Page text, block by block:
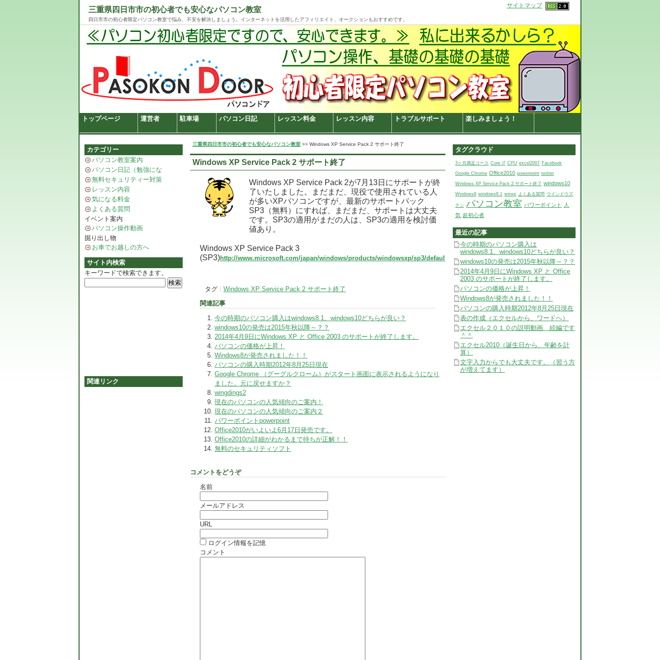
三重県四日市市の初心者でも安心なパソコン教室 サイトマップ
四日市市の初心者限定パソコン教室で悩み、不安を解決しましょう。インターネットを活用したアフィリエイト、オークションもおすすめです。
三重県四日市市の初心者でも安心なパソコン教室 >> Windows XP Service Pack 2 サポート終了
Windows XP Service Pack 2 サポート終了
Windows XP Service Pack 2が7月13日にサポートが終
了いたしました。まだまだ、現役で使用されている人
が多いXPパソコンですが、最新のサポートパック
SP3（無料）にすれば、まだまだ、サポートは大丈夫
です。SP3の適用がまだの人は、SP3の適用を検討価
値あり。
Windows XP Service Pack 3
(SP3)http://www.microsoft.com/japan/windows/products/windowsxp/sp3/default.mspx
タグ : Windows XP Service Pack 2 サポート終了
関連記事
今の時期のパソコン購入はwindows8.1、windows10どちらが良い？
windows10の発売は2015年秋以降～？？
2014年4月9日にWindows XP と Office 2003 のサポートが終了します。
パソコンの価格が上昇！
Windows8が発売されました！！
パソコンの購入時期2012年8月25日現在
Google Chrome （グーグルクローム）がスタート画面に表示されるようになり
ました。元に戻せますか？
wingdings2
現在のパソコンの人気傾向のご案内！
現在のパソコンの人気傾向のご案内２
パワーポイントpowerpoint
Office2010がいよいよ6月17日発売です。
Office2010の詳細がわかるまで待ちが正解！！
無料のセキュリティソフト
コメントをどうぞ
名前
メールアドレス
URL
ログイン情報を記憶
コメント
カテゴリー
パソコン教室案内
パソコン日記（勉強にな
る？？）
無料セキュリティー対策
レッスン内容
気になる料金
よくある質問
イベント案内
パソコン操作動画
掘り出し物
お車でお越しの方へ
サイト内検索
キーワードで検索できます。
関連リンク
タグクラウド
3ヶ月満足コース Core i7 CPU excel2007 Facebook
Google Chrome Office2010 powerpoint twitter
Windows XP Service Pack 2 サポート終了 windows10
Windows8 windows8.1 winxp よくある質問 ウインドウズ
テン パソコン教室 パワーポイント
人
気 超初心者
最近の記事
今の時期のパソコン購入は
windows8.1、windows10どちらが良い？
windows10の発売は2015年秋以降～？？
2014年4月9日にWindows XP と Office
2003 のサポートが終了します。
パソコンの価格が上昇！
Windows8が発売されました！！
パソコンの購入時期2012年8月25日現在
表の作成（エクセルから、ワードへ）
エクセル２０１０の説明動画 続編です
＾＾
エクセル2010（誕生日から、年齢を計
算）
文字入力からでも大丈夫です。（習う方
が増えてます）
トップページ 運営者 駐車場 パソコン日記 レッスン料金 レッスン内容 トラブルサポート 楽しみましょう！